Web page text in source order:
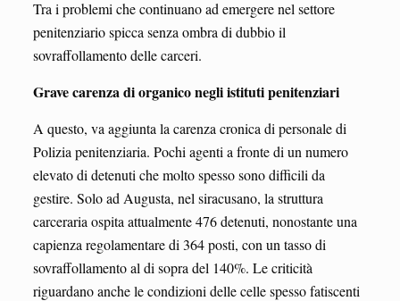
Tra i problemi che continuano ad emergere nel settore
penitenziario spicca senza ombra di dubbio il
sovraffollamento delle carceri.
Grave carenza di organico negli istituti penitenziari
A questo, va aggiunta la carenza cronica di personale di
Polizia penitenziaria. Pochi agenti a fronte di un numero
elevato di detenuti che molto spesso sono difficili da
gestire. Solo ad Augusta, nel siracusano, la struttura
carceraria ospita attualmente 476 detenuti, nonostante una
capienza regolamentare di 364 posti, con un tasso di
sovraffollamento al di sopra del 140%. Le criticità
riguardano anche le condizioni delle celle spesso fatiscenti